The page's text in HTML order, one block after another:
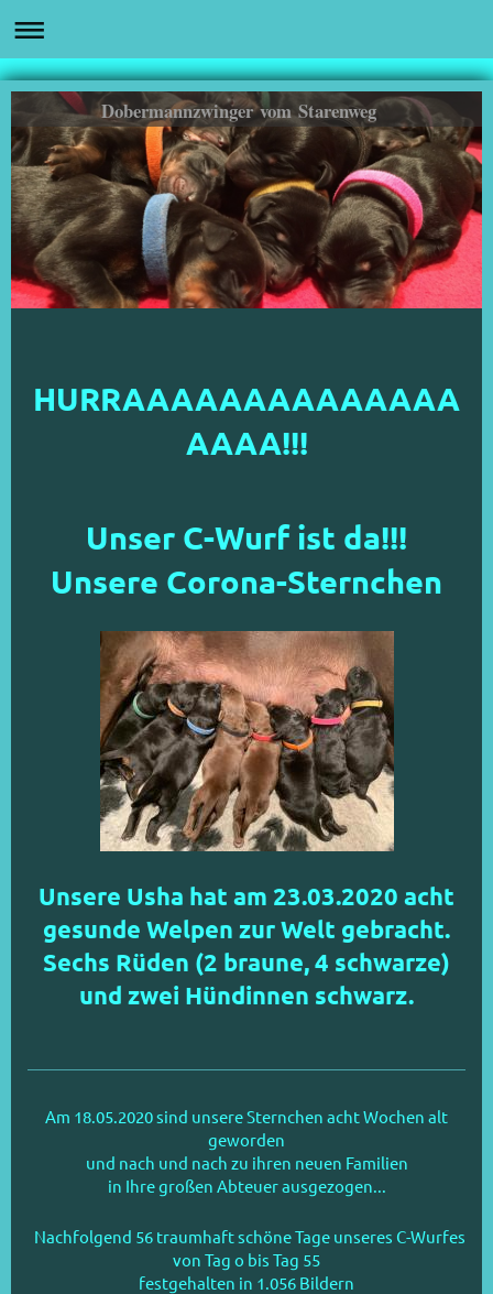
Dobermannzwinger vom Starenweg
HURRAAAAAAAAAAAAAA
AAAA!!!
Unser C-Wurf ist da!!!
Unsere Corona-Sternchen
Unsere Usha hat am 23.03.2020 acht
gesunde Welpen zur Welt gebracht.
Sechs Rüden (2 braune, 4 schwarze)
und zwei Hündinnen schwarz.
Am 18.05.2020 sind unsere Sternchen acht Wochen alt
geworden
und nach und nach zu ihren neuen Familien
in Ihre großen Abteuer ausgezogen...
Nachfolgend 56 traumhaft schöne Tage unseres C-Wurfes
von Tag o bis Tag 55
festgehalten in 1.056 Bildern